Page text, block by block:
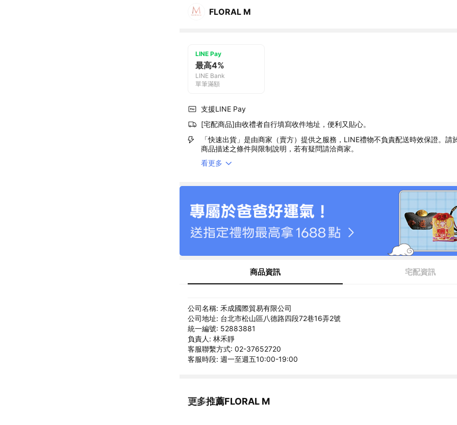
FLORAL M
LINE Pay
最高4%
LINE Bank
單筆滿額
支援LINE Pay
[宅配商品]由收禮者自行填寫收件地址，便利又貼心。
「快速出貨」是由商家（賣方）提供之服務，LINE禮物不負責配送時效保證。請
商品描述之條件與限制說明，若有疑問請洽商家。
看更多
商品資訊 宅配資訊
公司名稱: 禾成國際貿易有限公司
公司地址: 台北市松山區八德路四段72巷16弄2號
統一編號: 52883881
負責人: 林禾靜
客服聯繫方式: 02-37652720
客服時段: 週一至週五10:00-19:00
更多推薦FLORAL M
看更多